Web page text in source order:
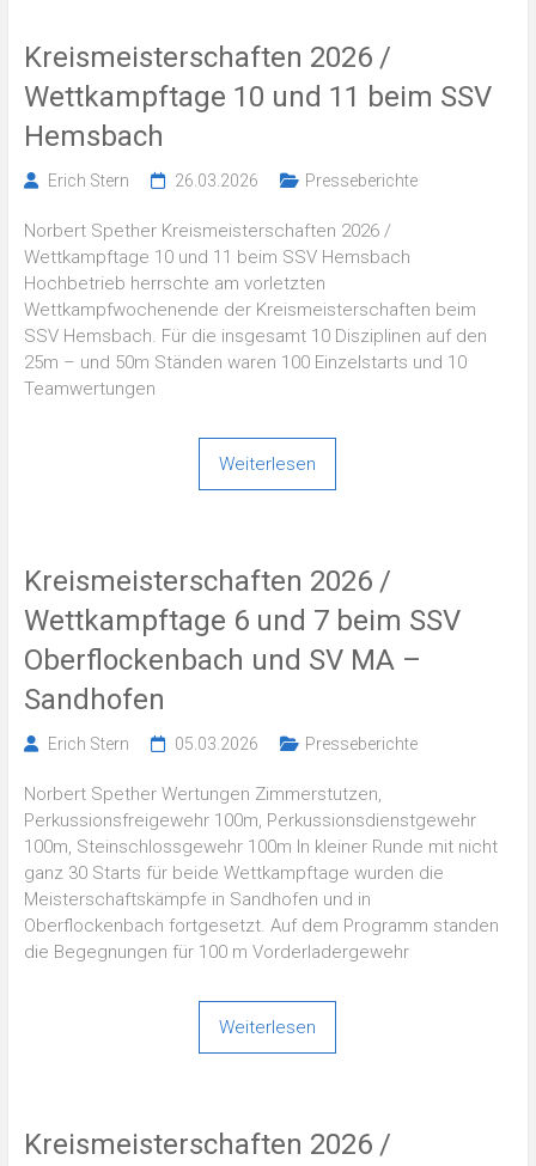
Kreismeisterschaften 2026 /
Wettkampftage 10 und 11 beim SSV
Hemsbach
Erich Stern 26.03.2026 Presseberichte
Norbert Spether Kreismeisterschaften 2026 /
Wettkampftage 10 und 11 beim SSV Hemsbach
Hochbetrieb herrschte am vorletzten
Wettkampfwochenende der Kreismeisterschaften beim
SSV Hemsbach. Für die insgesamt 10 Disziplinen auf den
25m – und 50m Ständen waren 100 Einzelstarts und 10
Teamwertungen
Weiterlesen
Kreismeisterschaften 2026 /
Wettkampftage 6 und 7 beim SSV
Oberflockenbach und SV MA –
Sandhofen
Erich Stern 05.03.2026 Presseberichte
Norbert Spether Wertungen Zimmerstutzen,
Perkussionsfreigewehr 100m, Perkussionsdienstgewehr
100m, Steinschlossgewehr 100m In kleiner Runde mit nicht
ganz 30 Starts für beide Wettkampftage wurden die
Meisterschaftskämpfe in Sandhofen und in
Oberflockenbach fortgesetzt. Auf dem Programm standen
die Begegnungen für 100 m Vorderladergewehr
Weiterlesen
Kreismeisterschaften 2026 /